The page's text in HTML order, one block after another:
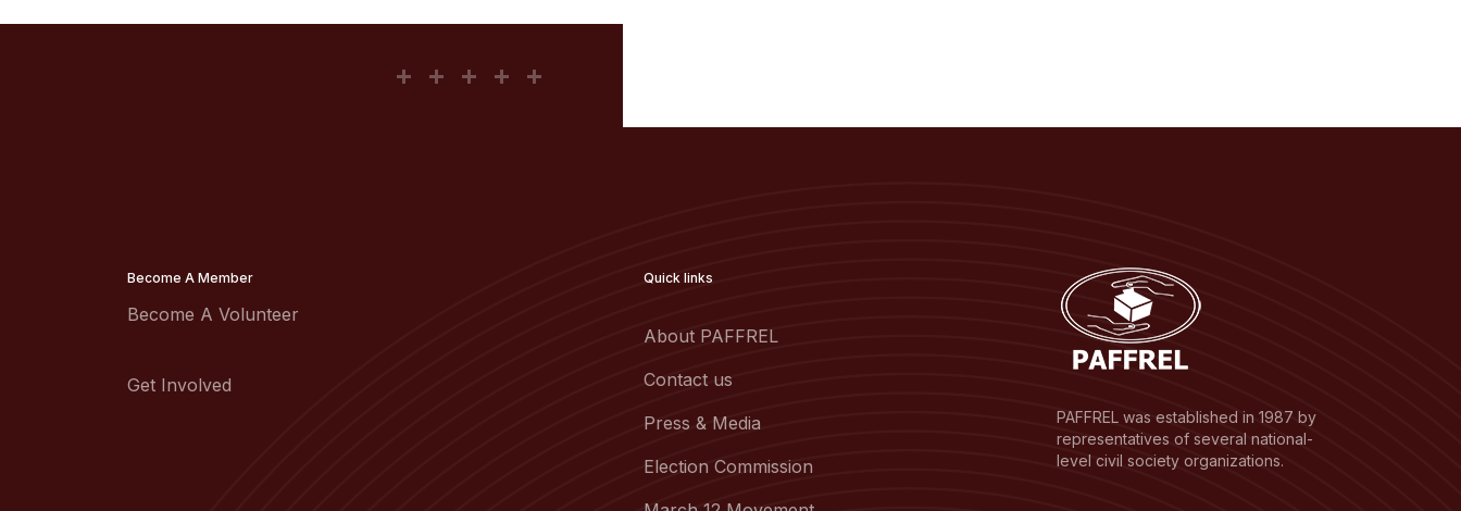
Become A Member
Become A Volunteer
Get Involved
Quick links
About PAFFREL
Contact us
Press & Media
Election Commission
PAFFREL was established in 1987 by
representatives of several national-
level civil society organizations.